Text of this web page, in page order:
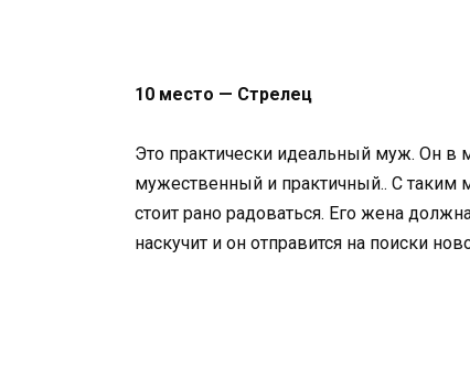
10 место — Стрелец
Это практически идеальный муж. Он в
мужественный и практичный.. С таким
стоит рано радоваться. Его жена
наскучит и он отправится на поиски